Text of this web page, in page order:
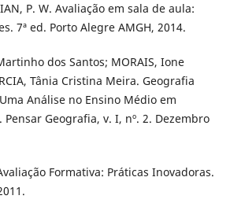
P. W. Avaliação em sala de aula:
7ª ed. Porto Alegre AMGH, 2014.
dos Santos; MORAIS, Ione
Tânia Cristina Meira. Geografia
Análise no Ensino Médio em
Pensar Geografia, v. I, nº. 2. Dezembro
Formativa: Práticas Inovadoras.